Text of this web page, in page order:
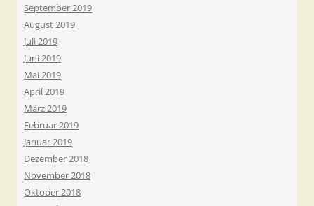
September 2019
August 2019
Juli 2019
Juni 2019
Mai 2019
April 2019
März 2019
Februar 2019
Januar 2019
Dezember 2018
November 2018
Oktober 2018